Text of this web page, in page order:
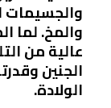
والجسيمات
والمخ. لما
عالية من
الجنين
الولادة.